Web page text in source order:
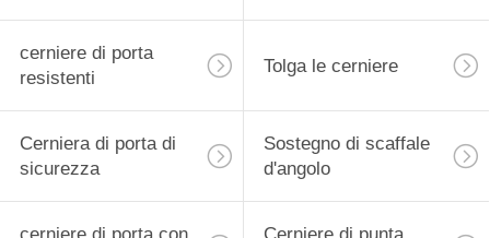
cerniere di porta
resistenti
Tolga le cerniere
Cerniera di porta di
sicurezza
Sostegno di scaffale
d'angolo